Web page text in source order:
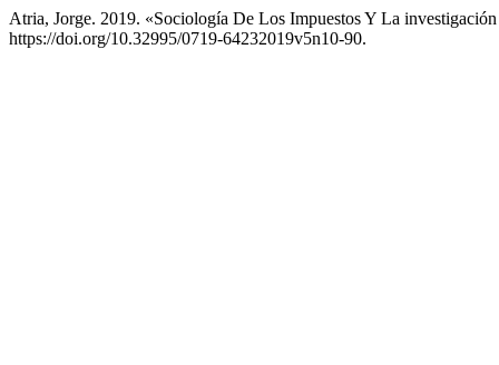
Atria, Jorge. 2019. «Sociología De Los Impuestos Y La
https://doi.org/10.32995/0719-64232019v5n10-90.